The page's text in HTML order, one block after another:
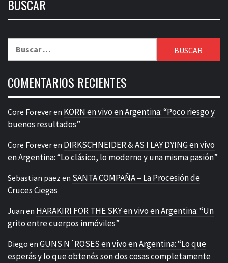
BUSCAR
COMENTARIOS RECIENTES
Core Foreveren KORN en vivo en Argentina: “Poco riesgo y
buenos resultados”
Core Foreveren DIRKSCHNEIDER & AS I LAY DYING en vivo
en Argentina: “Lo clásico, lo moderno y una misma pasión”
Sebastian paez en SANTA COMPAÑA – La Procesión de
Cruces Ciegas
Juan en HARAKIRI FOR THE SKY en vivo en Argentina: “Un
grito entre cuerpos inmóviles”
Diego en GUNS N´ROSES en vivo en Argentina: “Lo que
esperás y lo que obtenés son dos cosas completamente